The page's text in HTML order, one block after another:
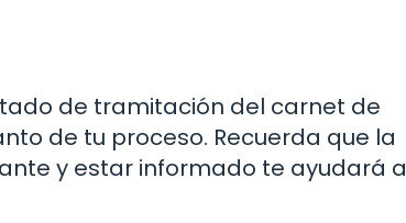
de tramitación del carnet de
de tu proceso. Recuerda que la
y estar informado te ayudará a